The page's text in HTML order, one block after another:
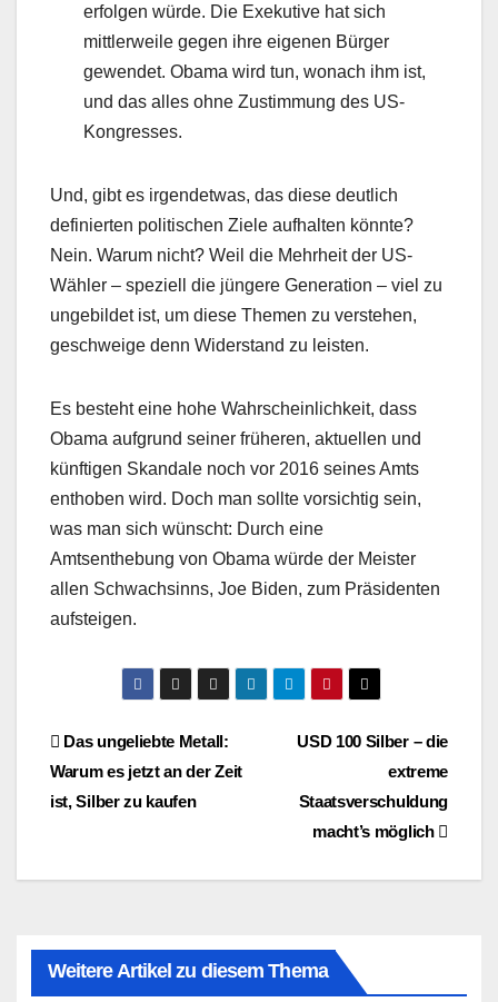
erfolgen würde. Die Exekutive hat sich
mittlerweile gegen ihre eigenen Bürger
gewendet. Obama wird tun, wonach ihm ist,
und das alles ohne Zustimmung des US-
Kongresses.
Und, gibt es irgendetwas, das diese deutlich
definierten politischen Ziele aufhalten könnte?
Nein. Warum nicht? Weil die Mehrheit der US-
Wähler – speziell die jüngere Generation – viel zu
ungebildet ist, um diese Themen zu verstehen,
geschweige denn Widerstand zu leisten.
Es besteht eine hohe Wahrscheinlichkeit, dass
Obama aufgrund seiner früheren, aktuellen und
künftigen Skandale noch vor 2016 seines Amts
enthoben wird. Doch man sollte vorsichtig sein,
was man sich wünscht: Durch eine
Amtsenthebung von Obama würde der Meister
allen Schwachsinns, Joe Biden, zum Präsidenten
aufsteigen.
BeitragsnavigationUSD 100 Silber – die
extreme
Staatsverschuldung
macht’s möglich
Das ungeliebte Metall:
Warum es jetzt an der Zeit
ist, Silber zu kaufen
Weitere Artikel zu diesem Thema